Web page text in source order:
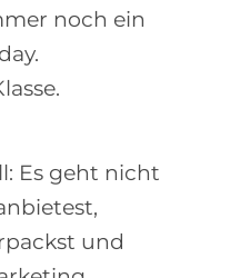
noch ein
Es geht nicht
und